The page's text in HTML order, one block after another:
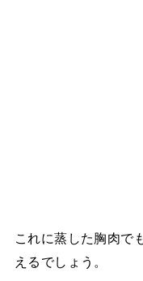
これに蒸した胸肉で
えるでしょう。